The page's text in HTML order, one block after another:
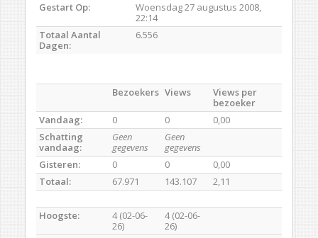
Gestart Op:
Woensdag 27 augustus 2008,
22:14
Totaal Aantal
Dagen:
6.556
Bezoekers Views
Views per
bezoeker
Vandaag:
0 0
0,00
Schatting
vandaag:
Geen
gegevens
Geen
gegevens
Gisteren:
0 0
0,00
Totaal:
67.971 143.107 2,11
Hoogste:
4 (02-06-
26)
4 (02-06-
26)